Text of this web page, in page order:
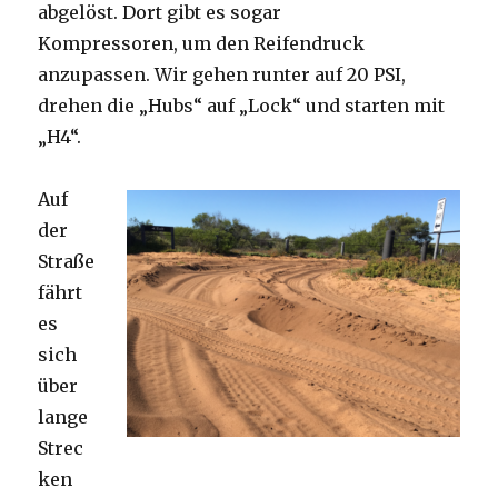
abgelöst. Dort gibt es sogar
Kompressoren, um den Reifendruck
anzupassen. Wir gehen runter auf 20 PSI,
drehen die „Hubs“ auf „Lock“ und starten mit
„H4“.
Auf
der
Straße
fährt
es
sich
über
lange
Strec
ken